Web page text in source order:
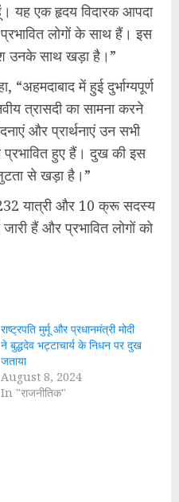
यह एक हृदय विदारक आपदा
लोगों के साथ हैं। इस
उनके साथ खड़ा है।”
“अहमदाबाद में हुई दुर्भाग्यपूर्ण
त्रासदी का सामना करने
और प्रार्थनाएं उन सभी
हुए हैं। दुख की इस
से खड़ा है।”
यात्री और 10 क्रू सदस्य
हैं और प्रभावित लोगों को
राष्ट्रपति मुर्मू और प्रधानमंत्री मोदी
ने बुद्धदेव भट्टाचार्य के निधन पर दुख
जताया
August 8, 2024
In "राजनीतिक"